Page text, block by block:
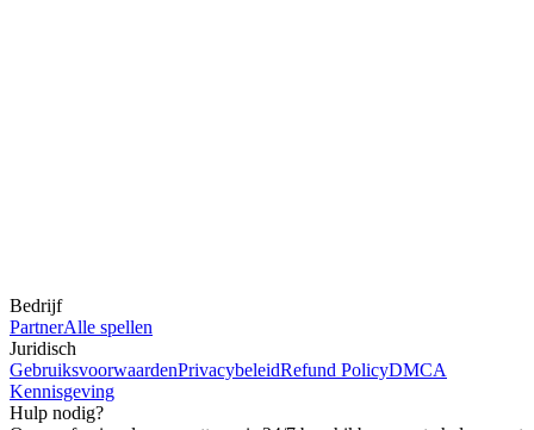
Bedrijf
PartnerAlle spellen
Juridisch
GebruiksvoorwaardenPrivacybeleidRefund PolicyDMCA
Kennisgeving
Hulp nodig?